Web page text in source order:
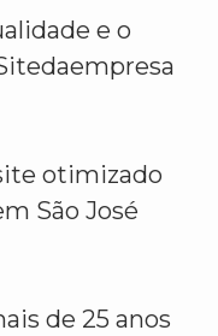
e o
otimizado
São José
de 25 anos